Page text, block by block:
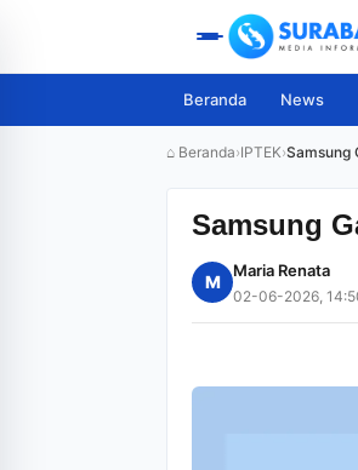
Beranda News
⌂ Beranda›IPTEK›Samsung
Samsung
M
Maria Renata
02-06-2026,